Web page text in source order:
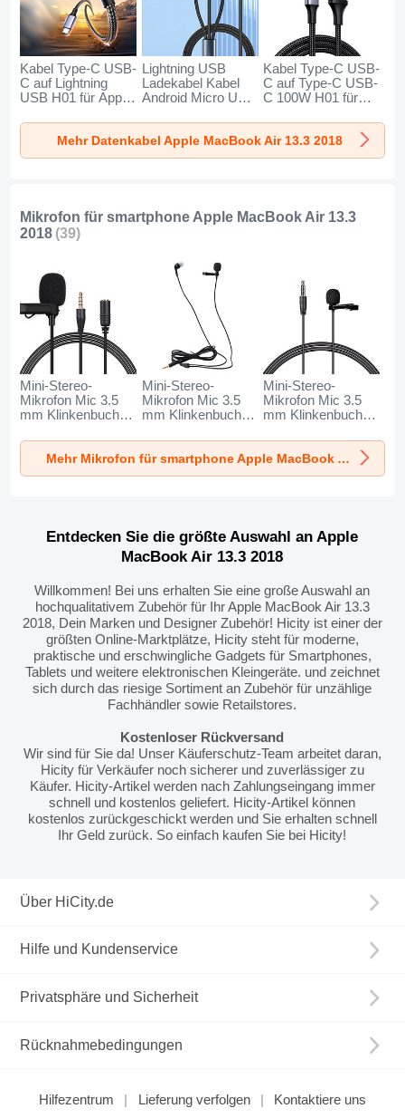
Kabel Type-C USB-
C auf Lightning
USB H01 für Apple
2018 Dunkelgrau
Lightning USB
Ladekabel Kabel
Android Micro USB
für Apple MacBook
Air 13.3 2018
Schwarz
Kabel Type-C USB-
C auf Type-C USB-
C 100W H01 für
13.3 2018
Dunkelgrau
Mehr Datenkabel Apple MacBook Air 13.3 2018
Mikrofon für smartphone Apple MacBook Air 13.3
2018 (39)
Mini-Stereo-
Mikrofon Mic 3.5
mm Klinkenbuchse
MacBook Air 13.3
2018 Schwarz
Mini-Stereo-
Mikrofon Mic 3.5
mm Klinkenbuchse
MacBook Air 13.3
2018 Schwarz
Mini-Stereo-
Mikrofon Mic 3.5
mm Klinkenbuchse
MacBook Air 13.3
2018 Schwarz
Mehr Mikrofon für smartphone Apple MacBook Air 13.3 2018
Entdecken Sie die größte Auswahl an Apple
MacBook Air 13.3 2018
Willkommen! Bei uns erhalten Sie eine große Auswahl an
hochqualitativem Zubehör für Ihr Apple MacBook Air 13.3
2018, Dein Marken und Designer Zubehör! Hicity ist einer der
größten Online-Marktplätze, Hicity steht für moderne,
praktische und erschwingliche Gadgets für Smartphones,
Tablets und weitere elektronischen Kleingeräte. und zeichnet
sich durch das riesige Sortiment an Zubehör für unzählige
Fachhändler sowie Retailstores.
Kostenloser Rückversand
Wir sind für Sie da! Unser Käuferschutz-Team arbeitet daran,
Hicity für Verkäufer noch sicherer und zuverlässiger zu
Käufer. Hicity-Artikel werden nach Zahlungseingang immer
schnell und kostenlos geliefert. Hicity-Artikel können
kostenlos zurückgeschickt werden und Sie erhalten schnell
Ihr Geld zurück. So einfach kaufen Sie bei Hicity!
Über HiCity.de
Hilfe und Kundenservice
Privatsphäre und Sicherheit
Rücknahmebedingungen
Hilfezentrum Lieferung verfolgen Kontaktiere uns